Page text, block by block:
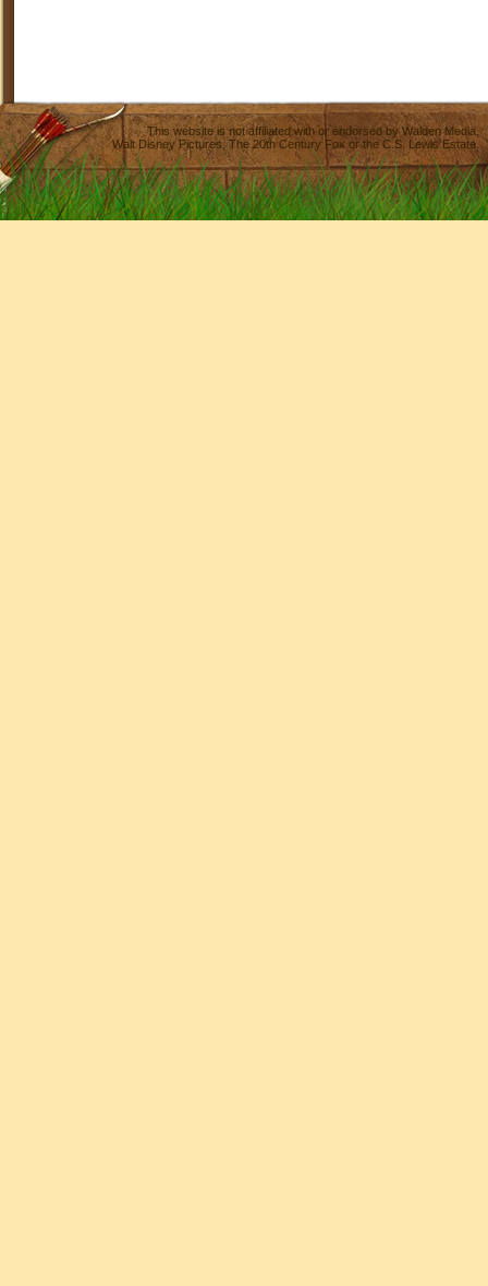
This website is not affiliated with or endorsed byWalden Media
Walt Disney Pictures,The 20th Century Fox or the C.S. Lewis Estate.